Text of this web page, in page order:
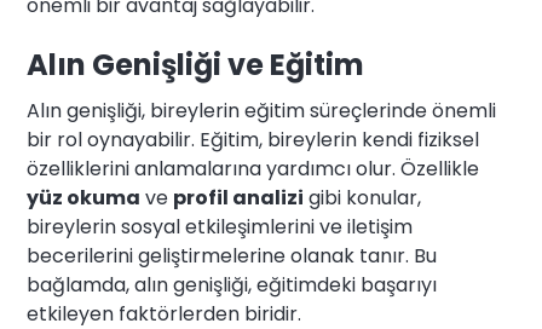
Alın Genişliği ve Eğitim
Alın genişliği, bireylerin eğitim süreçlerinde önemli
bir rol oynayabilir. Eğitim, bireylerin kendi fiziksel
özelliklerini anlamalarına yardımcı olur. Özellikle
yüz okuma ve profil analizi gibi konular,
bireylerin sosyal etkileşimlerini ve iletişim
becerilerini geliştirmelerine olanak tanır. Bu
bağlamda, alın genişliği, eğitimdeki başarıyı
etkileyen faktörlerden biridir.